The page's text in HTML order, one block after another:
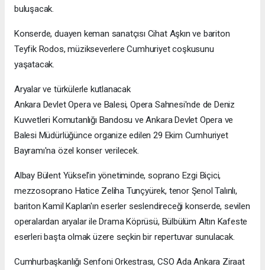
buluşacak.
Konserde, duayen keman sanatçısı Cihat Aşkın ve bariton
Teyfik Rodos, müzikseverlere Cumhuriyet coşkusunu
yaşatacak.
Aryalar ve türkülerle kutlanacak
Ankara Devlet Opera ve Balesi, Opera Sahnesi'nde de Deniz
Kuvvetleri Komutanlığı Bandosu ve Ankara Devlet Opera ve
Balesi Müdürlüğünce organize edilen 29 Ekim Cumhuriyet
Bayramı'na özel konser verilecek.
Albay Bülent Yüksel'in yönetiminde, soprano Ezgi Biçici,
mezzosoprano Hatice Zeliha Tunçyürek, tenor Şenol Talınlı,
bariton Kamil Kaplan'ın eserler seslendireceği konserde, sevilen
operalardan aryalar ile Drama Köprüsü, Bülbülüm Altın Kafeste
eserleri başta olmak üzere seçkin bir repertuvar sunulacak.
Cumhurbaşkanlığı Senfoni Orkestrası, CSO Ada Ankara Ziraat